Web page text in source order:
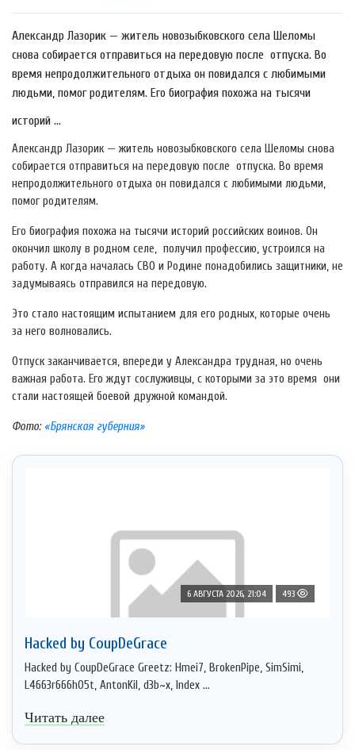
Александр Лазорик — житель новозыбковского села Шеломы
снова собирается отправиться на передовую после отпуска. Во
время непродолжительного отдыха он повидался с любимыми
людьми, помог родителям. Его биография похожа на тысячи
историй ...
Александр Лазорик — житель новозыбковского села Шеломы снова
собирается отправиться на передовую после отпуска. Во время
непродолжительного отдыха он повидался с любимыми людьми,
помог родителям.
Его биография похожа на тысячи историй российских воинов. Он
окончил школу в родном селе, получил профессию, устроился на
работу. А когда началась СВО и Родине понадобились защитники, не
задумываясь отправился на передовую.
Это стало настоящим испытанием для его родных, которые очень
за него волновались.
Отпуск заканчивается, впереди у Александра трудная, но очень
важная работа. Его ждут сослуживцы, с которыми за это время они
стали настоящей боевой дружной командой.
Фото:«Брянская губерния»
6 АВГУСТА 2026, 21:04 493
Hacked by CoupDeGrace
Hacked by CoupDeGrace Greetz: Hmei7, BrokenPipe, SimSimi,
L4663r666h05t, AntonKil, d3b~x, Index ...
Читать далее